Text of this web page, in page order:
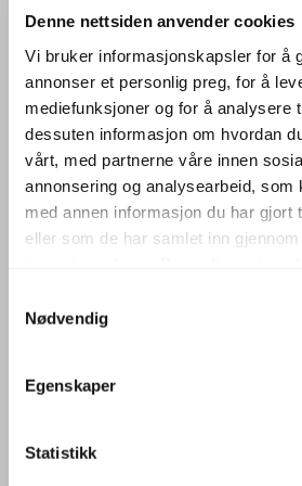
Denne nettsiden anvender cookies
Vi bruker informasjonskapsler for å
annonser et personlig preg, for å
mediefunksjoner og for å analysere
dessuten informasjon om hvordan
vårt, med partnerne våre innen
annonsering og analysearbeid, som
med annen informasjon du har gjort
eller som de har samlet inn
Nødvendig
Egenskaper
Statistikk
VAD er kjent for funksjonelle
kvalitet og lang levetid.
▪ 130 × 65 cm – romslig loungebord
▪ Stramt og tidløst design – passer i
▪ Solid bord fra VAD – viser at brukt
Pivot Kube loungebord fra VAD er
deg som ønsker et funksjonelt og
Produsent: VAD
Sunnmøre med røtter tilbake til
modulbaserte møbler til kontor,
med fokus på funksjonalitet,
design. VAD samarbeider med